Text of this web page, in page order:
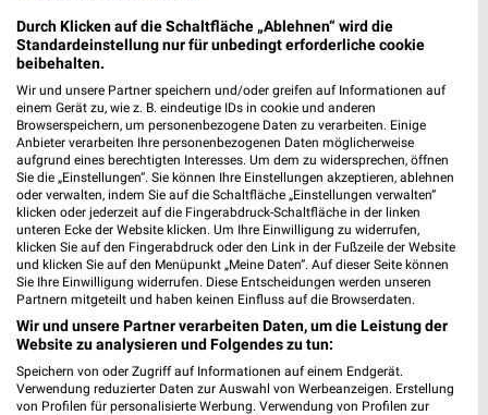
27,7 km
Wohnenpreishits
Gültig bis Fr. 14.08.
Küchen Preishits!
XXXLutz Opti Wohnwelt
Durch Klicken auf die Schaltfläche „Ablehnen“ wird die
Standardeinstellung nur für unbedingt erforderliche cookie
beibehalten.
Wir und unsere Partner speichern und/oder greifen auf Informationen auf
einem Gerät zu, wie z. B. eindeutige IDs in cookie und anderen
Browserspeichern, um personenbezogene Daten zu verarbeiten. Einige
Anbieter verarbeiten Ihre personenbezogenen Daten möglicherweise
aufgrund eines berechtigten Interesses. Um dem zu widersprechen, öffnen
Sie die „Einstellungen“. Sie können Ihre Einstellungen akzeptieren, ablehnen
oder verwalten, indem Sie auf die Schaltfläche „Einstellungen verwalten“
klicken oder jederzeit auf die Fingerabdruck-Schaltfläche in der linken
unteren Ecke der Website klicken. Um Ihre Einwilligung zu widerrufen,
klicken Sie auf den Fingerabdruck oder den Link in der Fußzeile der Website
und klicken Sie auf den Menüpunkt „Meine Daten“. Auf dieser Seite können
Sie Ihre Einwilligung widerrufen. Diese Entscheidungen werden unseren
Partnern mitgeteilt und haben keinen Einfluss auf die Browserdaten.
Wir und unsere Partner verarbeiten Daten, um die Leistung der
Website zu analysieren und Folgendes zu tun:
Speichern von oder Zugriff auf Informationen auf einem Endgerät.
Verwendung reduzierter Daten zur Auswahl von Werbeanzeigen. Erstellung
von Profilen für personalisierte Werbung. Verwendung von Profilen zur